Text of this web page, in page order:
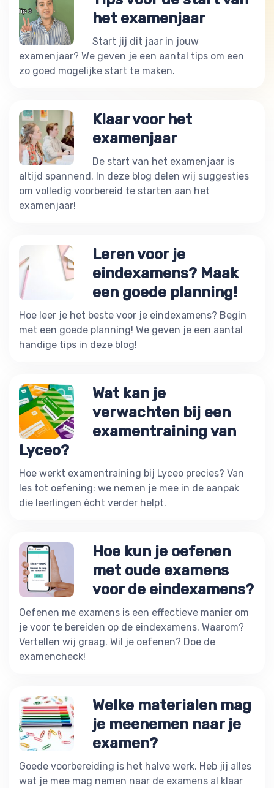
het examenjaar
Start jij dit jaar in jouw
examenjaar? We geven je een aantal tips om een
zo goed mogelijke start te maken.
Klaar voor het
examenjaar
De start van het examenjaar is
altijd spannend. In deze blog delen wij suggesties
om volledig voorbereid te starten aan het
examenjaar!
Leren voor je
eindexamens? Maak
een goede planning!
Hoe leer je het beste voor je eindexamens? Begin
met een goede planning! We geven je een aantal
handige tips in deze blog!
Wat kan je
verwachten bij een
examentraining van
Lyceo?
Hoe werkt examentraining bij Lyceo precies? Van
les tot oefening: we nemen je mee in de aanpak
die leerlingen écht verder helpt.
Hoe kun je oefenen
met oude examens
voor de eindexamens?
Oefenen me examens is een effectieve manier om
je voor te bereiden op de eindexamens. Waarom?
Vertellen wij graag. Wil je oefenen? Doe de
examencheck!
Welke materialen mag
je meenemen naar je
examen?
Goede voorbereiding is het halve werk. Heb jij alles
wat je mee mag nemen naar de examens al klaar